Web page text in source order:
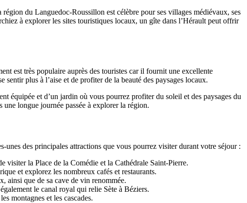
du Languedoc-Roussillon est célèbre pour ses villages médiévaux, ses
à explorer les sites touristiques locaux, un gîte dans l’Hérault peut offrir
est très populaire auprès des touristes car il fournit une excellente
plus à l’aise et de profiter de la beauté des paysages locaux.
équipée et d’un jardin où vous pourrez profiter du soleil et des paysages du
longue journée passée à explorer la région.
des principales attractions que vous pourrez visiter durant votre séjour :
visiter la Place de la Comédie et la Cathédrale Saint-Pierre.
et explorez les nombreux cafés et restaurants.
ainsi que de sa cave de vin renommée.
le canal royal qui relie Sète à Béziers.
montagnes et les cascades.